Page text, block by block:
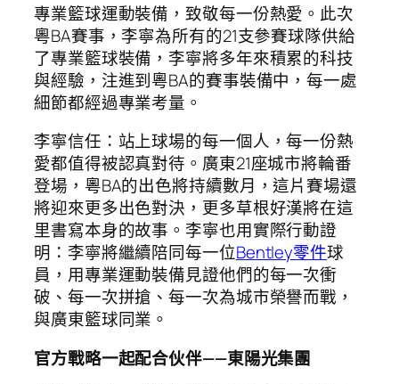
專業籃球運動裝備，致敬每一份熱愛。此次
粵BA賽事，李寧為所有的21支參賽球隊供給
了專業籃球裝備，李寧將多年來積累的科技
與經驗，注進到粵BA的賽事裝備中，每一處
細節都經過專業考量。
李寧信任：站上球場的每一個人，每一份熱
愛都值得被認真對待。廣東21座城市將輪番
登場，粵BA的出色將持續數月，這片賽場還
將迎來更多出色對決，更多草根好漢將在這
里書寫本身的故事。李寧也用實際行動證
明：李寧將繼續陪同每一位Bentley零件球
員，用專業運動裝備見證他們的每一次衝
破、每一次拼搶、每一次為城市榮譽而戰，
與廣東籃球同業。
官方戰略一起配合伙伴——東陽光集團